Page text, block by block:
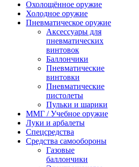
Охолощённое оружие
Холодное оружие
Пневматическое оружие
Аксессуары для
пневматических
винтовок
Баллончики
Пневматические
винтовки
Пневматические
пистолеты
Пульки и шарики
ММГ / Учебное оружие
Луки и арбалеты
Спецсредства
Средства самообороны
Газовые
баллончики